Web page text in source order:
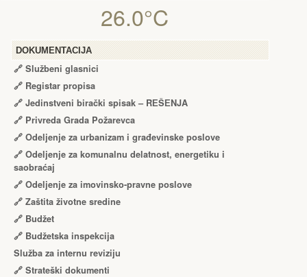
26.0°C
DOKUMENTACIJA
🔗 Službeni glasnici
🔗 Registar propisa
🔗 Jedinstveni birački spisak – RЕŠЕNJA
🔗 Privreda Grada Požarevca
🔗 Odeljenje za urbanizam i građevinske poslove
🔗 Odeljenje za komunalnu delatnost, energetiku i
saobraćaj
🔗 Odeljenje za imovinsko-pravne poslove
🔗 Zaštita životne sredine
🔗 Budžet
🔗 Budžetska inspekcija
Služba za internu reviziju
🔗 Strateški dokumenti